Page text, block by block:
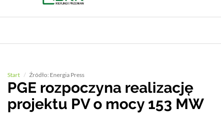
Start Źródło: Energia Press
PGE rozpoczyna realizację
projektu PV o mocy 153 MW